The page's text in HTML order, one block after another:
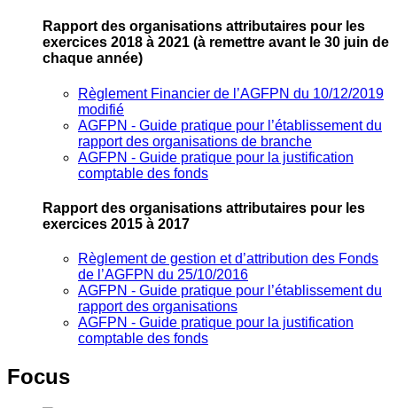
Rapport des organisations attributaires pour les
exercices 2018 à 2021 (à remettre avant le 30 juin de
chaque année)
Règlement Financier de l’AGFPN du 10/12/2019
modifié
AGFPN ‐ Guide pratique pour l’établissement du
rapport des organisations de branche
AGFPN ‐ Guide pratique pour la justification
comptable des fonds
Rapport des organisations attributaires pour les
exercices 2015 à 2017
Règlement de gestion et d’attribution des Fonds
de l’AGFPN du 25/10/2016
AGFPN ‐ Guide pratique pour l’établissement du
rapport des organisations
AGFPN ‐ Guide pratique pour la justification
comptable des fonds
Focus